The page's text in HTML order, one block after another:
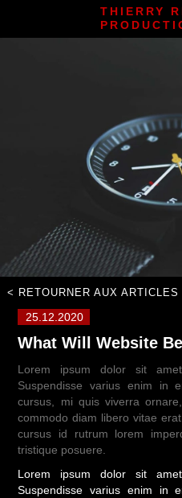
THIERRY
< RETOURNER AUX ARTICLES
25.12.2020
What Will Website
Lorem ipsum dolor sit
Suspendisse varius enim in
cursus, mi quis viverra
commodo diam libero vitae
cursus id rutrum lorem
tristique posuere.
Lorem ipsum dolor sit
Suspendisse varius enim in